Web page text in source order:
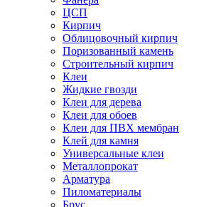
ЦСП
Кирпич
Облицовочный кирпич
Поризованный камень
Строительный кирпич
Клеи
Жидкие гвозди
Клеи для дерева
Клеи для обоев
Клеи для ПВХ мембран
Клей для камня
Универсальные клеи
Металлопрокат
Арматура
Пиломатериалы
Брус